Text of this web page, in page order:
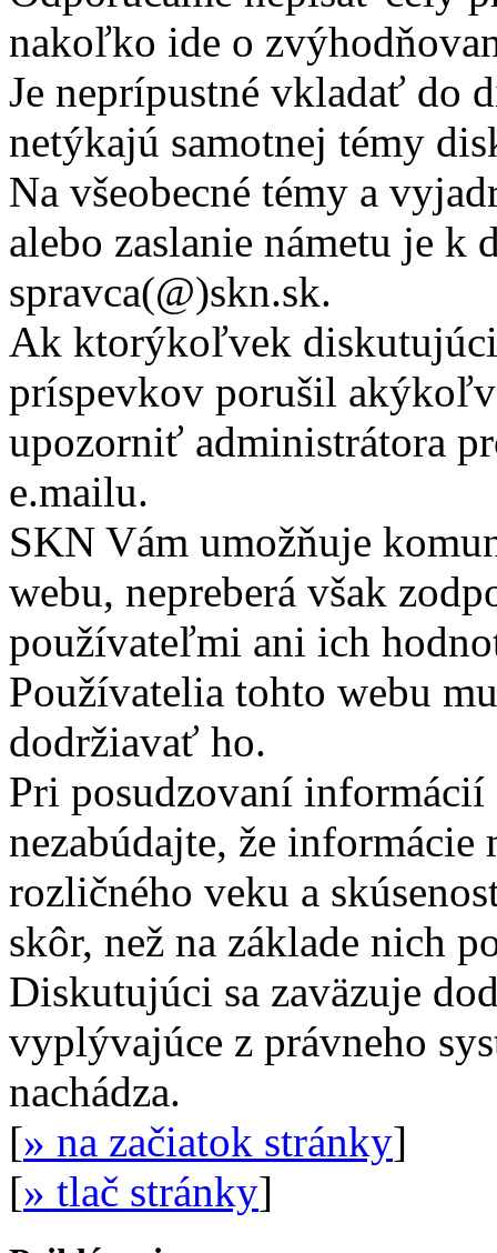
nakoľko ide o
Je neprípustné vkladať do
netýkajú samotnej témy
Na všeobecné témy a
alebo zaslanie námetu je k
spravca(@)skn.sk.
Ak ktorýkoľvek
príspevkov porušil
upozorniť administrátora
e.mailu.
SKN Vám umožňuje
webu, nepreberá však
používateľmi ani ich
Používatelia tohto webu
dodržiavať ho.
Pri posudzovaní
nezabúdajte, že
rozličného veku a
skôr, než na základe nich
Diskutujúci sa zaväzuje
vyplývajúce z právneho
nachádza.
[» na začiatok stránky]
[» tlač stránky]